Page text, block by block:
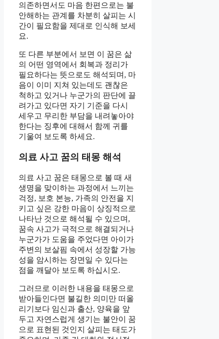
의존하면서도 마음 한편으로는 불
안해하는 관계를 차분히 살피는 시
간이 필요함을 제대로 인식해 보세
요.
또 다른 부분에서 보면 이 꿈은 삶
의 어떤 영역에서 회복과 정리가
필요하다는 뜻으로도 해석되며, 마
음이 이미 지쳐 있는데도 괜찮은
척하고 있거나 누군가의 판단에 끌
려가고 있다면 자기 기준을 다시
세우고 무리한 부담을 내려놓아야
한다는 징후에 대해서 함께 귀를
기울여 보도록 하세요.
의료 사고 꿈의 태몽 해석
의료 사고 꿈은 태몽으로 볼 때 새
생명을 맞이하는 과정에서 느끼는
걱정, 보호 본능, 가족의 안전을 지
키고 싶은 강한 마음이 상징적으로
나타난 것으로 해석될 수 있으며,
꿈속 사고가 극적으로 해결되거나
누군가가 도움을 주었다면 아이가
주변의 보살핌 속에서 성장할 가능
성을 암시하는 장면일 수 있다는
점을 깨달아 보도록 하십시오.
그러므로 이러한 내용을 태몽으로
받아들인다면 불길한 의미만 떠올
리기보다 임신과 출산, 양육을 앞
두고 자연스럽게 생기는 불안이 꿈
으로 표현된 것인지 살피는 태도가